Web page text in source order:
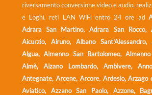
riversamento conversione video e audio,
e Loghi, reti LAN WiFi entro 24 ore ad
Adrara San Martino, Adrara San Rocco,
Aicurzio, Airuno, Albano Sant'Alessandro,
Algua, Almenno San Bartolomeo,
Almè, Alzano Lombardo, Ambivere,
Antegnate, Arcene, Arcore, Ardesio, Arzago
Aviatico, Azzano San Paolo, Azzone,